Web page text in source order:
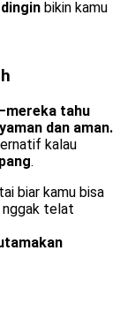
bikin kamu
tahu
dan aman.
kalau
.
biar kamu bisa
nggak telat